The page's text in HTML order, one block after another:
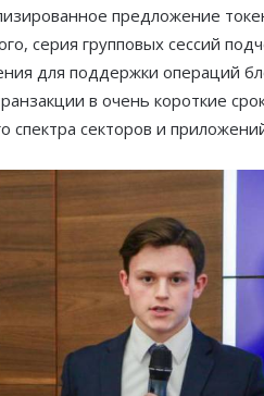
предложение
серия групповых сессий
для поддержки операций
в очень короткие
спектра секторов и